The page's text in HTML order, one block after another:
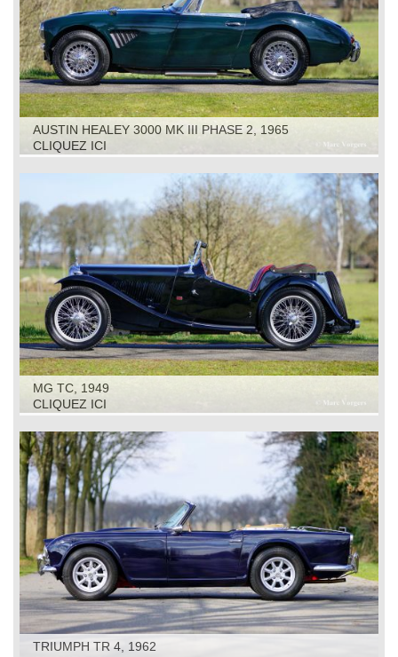
AUSTIN HEALEY 3000 MK III PHASE 2, 1965
CLIQUEZ ICI
MG TC, 1949
CLIQUEZ ICI
TRIUMPH TR 4, 1962